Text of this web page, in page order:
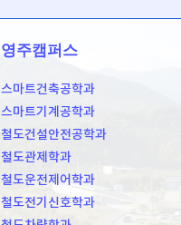
영주캠퍼스
스마트건축공학과
스마트기계공학과
철도건설안전공학과
철도관제학과
철도운전제어학과
철도전기신호학과